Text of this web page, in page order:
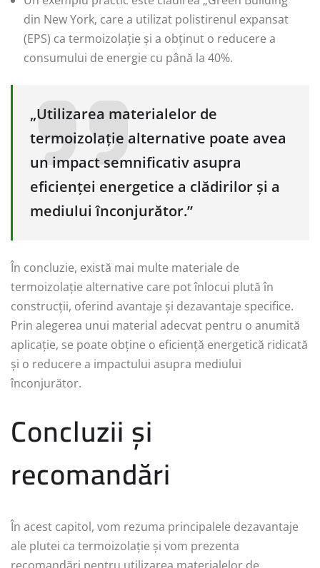
din New York, care a utilizat polistirenul expansat
(EPS) ca termoizolație și a obținut o reducere a
consumului de energie cu până la 40%.
„Utilizarea materialelor de
termoizolație alternative poate avea
un impact semnificativ asupra
eficienței energetice a clădirilor și a
mediului înconjurător.”
În concluzie, există mai multe materiale de
termoizolație alternative care pot înlocui plută în
construcții, oferind avantaje și dezavantaje specifice.
Prin alegerea unui material adecvat pentru o anumită
aplicație, se poate obține o eficiență energetică ridicată
și o reducere a impactului asupra mediului
înconjurător.
Concluzii și
recomandări
În acest capitol, vom rezuma principalele dezavantaje
ale plutei ca termoizolație și vom prezenta